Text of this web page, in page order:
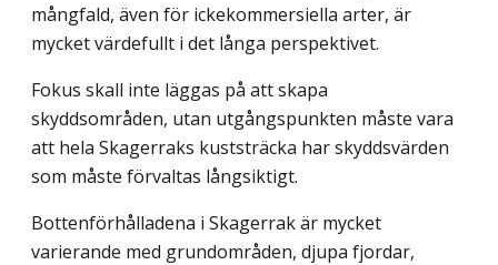
mångfald, även för ickekommersiella arter, är
mycket värdefullt i det långa perspektivet.
Fokus skall inte läggas på att skapa
skyddsområden, utan utgångspunkten måste vara
att hela Skagerraks kuststräcka har skyddsvärden
som måste förvaltas långsiktigt.
Bottenförhålladena i Skagerrak är mycket
varierande med grundområden, djupa fjordar,